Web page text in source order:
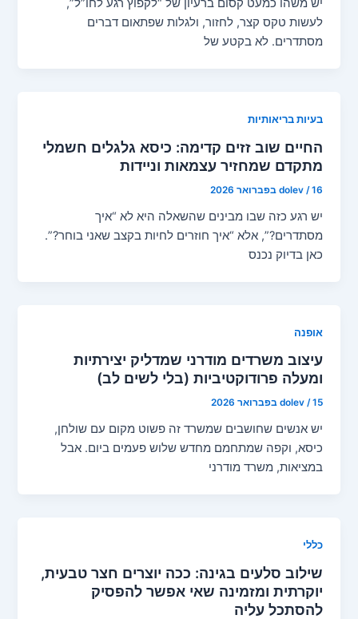
יש משהו כמעט קסום ברעיון של “לקפוץ רגע לחו”ל”,
לעשות טקס קצר, לחזור, ולגלות שפתאום דברים
מסתדרים. לא בקטע של
בעיות בריאותיות
החיים שוב זזים קדימה: כיסא גלגלים חשמלי
מתקדם שמחזיר עצמאות וניידות
dolev /16 בפברואר 2026
יש רגע כזה שבו מבינים שהשאלה היא לא “איך
מסתדרים?”, אלא “איך חוזרים לחיות בקצב שאני בוחר?”.
כאן בדיוק נכנס
אופנה
עיצוב משרדים מודרני שמדליק יצירתיות
ומעלה פרודוקטיביות (בלי לשים לב)
dolev /15 בפברואר 2026
יש אנשים שחושבים שמשרד זה פשוט מקום עם שולחן,
כיסא, וקפה שמתחמם מחדש שלוש פעמים ביום. אבל
במציאות, משרד מודרני
כללי
שילוב סלעים בגינה: ככה יוצרים חצר טבעית,
יוקרתית ומזמינה שאי אפשר להפסיק
להסתכל עליה